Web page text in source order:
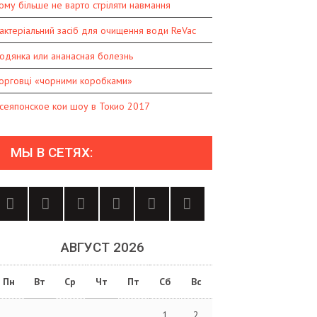
більше не варто стріляти навмання
засіб для очищення води ReVac
или ананасная болезнь
«чорними коробками»
кои шоу в Токио 2017
МЫ В СЕТЯХ:
АВГУСТ 2026
Пн Вт Ср Чт Пт Сб Вс